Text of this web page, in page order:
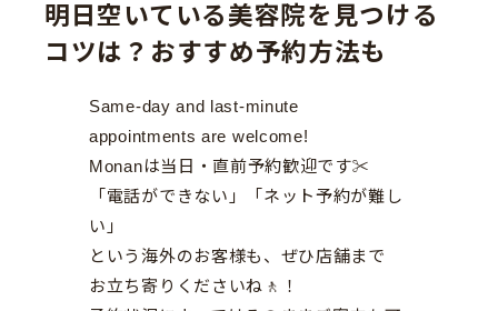
明日空いている美容院を見つける
コツは？おすすめ予約方法も
Same-day and last-minute
appointments are welcome!
Monanは当日・直前予約歓迎です✂︎
「電話ができない」「ネット予約が難し
い」
という海外のお客様も、ぜひ店舗まで
お立ち寄りくださいね🚶！